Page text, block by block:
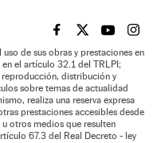
EL PAÍS BRASIL EN
EL PAÍSEL PAÍS
EL
de sus obras y prestaciones en
el artículo 32.1 del TRLPI;
reproducción, distribución y
sobre temas de actualidad
realiza una reserva expresa
prestaciones accesibles desde
otros medios que resulten
67.3 del Real Decreto - ley